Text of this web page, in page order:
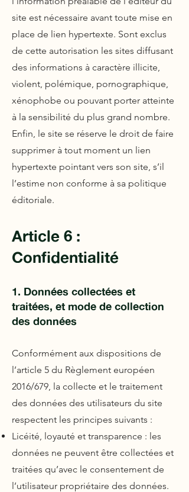
site est nécessaire avant toute mise en
place de lien hypertexte. Sont exclus
de cette autorisation les sites diffusant
des informations à caractère illicite,
violent, polémique, pornographique,
xénophobe ou pouvant porter atteinte
à la sensibilité du plus grand nombre.
Enfin, le site se réserve le droit de faire
supprimer à tout moment un lien
hypertexte pointant vers son site, s’il
l’estime non conforme à sa politique
éditoriale.
Article 6 :
Confidentialité
1. Données collectées et
traitées, et mode de collection
des données
Conformément aux dispositions de
l’article 5 du Règlement européen
2016/679, la collecte et le traitement
des données des utilisateurs du site
respectent les principes suivants :
Licéité, loyauté et transparence : les
données ne peuvent être collectées et
traitées qu’avec le consentement de
l’utilisateur propriétaire des données.